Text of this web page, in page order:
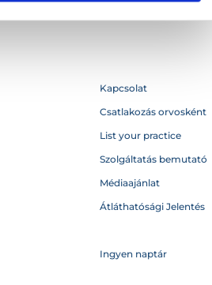
Kapcsolat
Csatlakozás orvosként
List your practice
Szolgáltatás bemutató
Médiaajánlat
Átláthatósági Jelentés
Ingyen naptár